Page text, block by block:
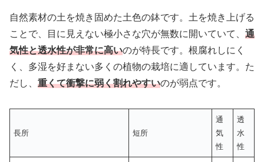
自然素材の土を焼き固めた土色の鉢です。土を焼き上げる
ことで、目に見えない極小さな穴が無数に開いていて、 通
気性と透水性が非常に高いのが特長です。根腐れしにく
く、多湿を好まない多くの植物の栽培に適しています。た
だし、 重くて衝撃に弱く割れやすいのが弱点です。
長所 短所
通
気
性
透
水
性